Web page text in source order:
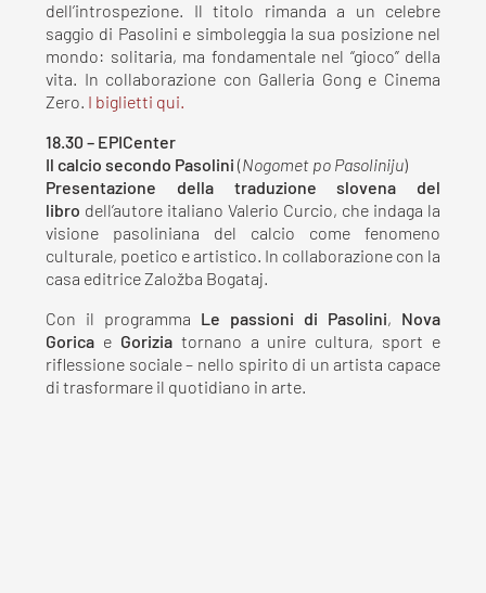
dell’introspezione. Il titolo rimanda a un celebre
saggio di Pasolini e simboleggia la sua posizione nel
mondo: solitaria, ma fondamentale nel “gioco” della
vita. In collaborazione con Galleria Gong e Cinema
Zero.
I biglietti qui.
18.30 – EPICenter
Il calcio secondo Pasolini (Nogomet po Pasoliniju)
Presentazione della traduzione slovena del
libro dell’autore italiano Valerio Curcio, che indaga la
visione pasoliniana del calcio come fenomeno
culturale, poetico e artistico. In collaborazione con la
casa editrice Založba Bogataj.
Con il programma Le passioni di Pasolini,
Nova
Gorica e Goriziatornano a unire cultura, sport e
riflessione sociale – nello spirito di un artista capace
di trasformare il quotidiano in arte.